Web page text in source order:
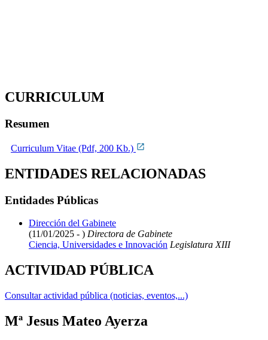
CURRICULUM
Resumen
Curriculum Vitae (Pdf, 200 Kb.)
ENTIDADES RELACIONADAS
Entidades Públicas
Dirección del Gabinete
(11/01/2025 - ) Directora de Gabinete
Ciencia, Universidades e Innovación Legislatura XIII
ACTIVIDAD PÚBLICA
Consultar actividad pública (noticias, eventos,...)
Mª Jesus Mateo Ayerza